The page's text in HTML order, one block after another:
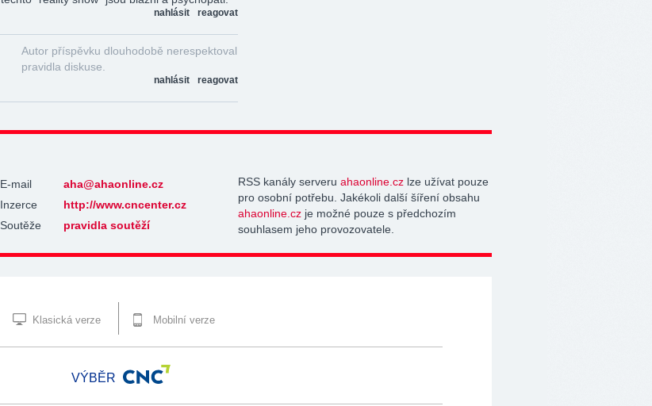
reagovat
nahlásit
Autor příspěvku dlouhodobě nerespektoval
pravidla diskuse.
reagovat
nahlásit
E-mail
aha@ahaonline.cz
Inzerce
http://www.cncenter.cz
Soutěže
pravidla soutěží
RSS kanály serveru ahaonline.cz lze užívat pouze
pro osobní potřebu. Jakékoli další šíření obsahu
ahaonline.cz je možné pouze s předchozím
souhlasem jeho provozovatele.
Klasická verze Mobilní verze
VÝBĚR